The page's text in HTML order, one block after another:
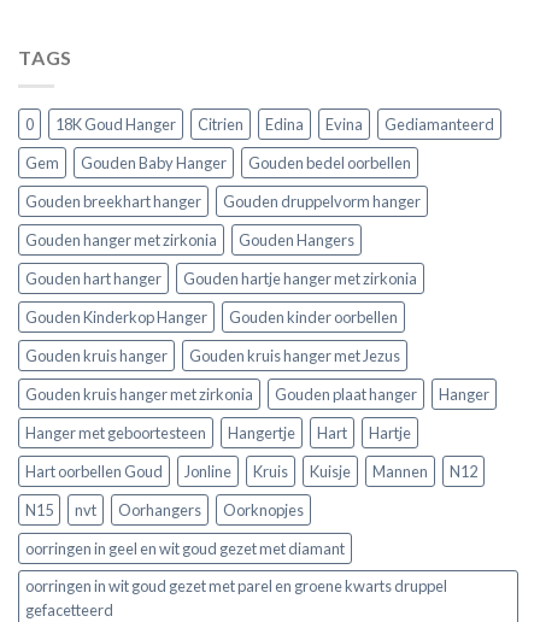
in
Sieraden
TAGS
0 18K Goud Hanger Citrien Edina Evina
Gediamanteerd
Gem
Gouden Baby Hanger
Gouden bedel oorbellen
Gouden breekhart hanger
Gouden druppelvorm hanger
Gouden hanger met zirkonia
Gouden Hangers
Gouden hart hanger
Gouden hartje hanger met zirkonia
Gouden Kinderkop Hanger
Gouden kinder oorbellen
Gouden kruis hanger
Gouden kruis hanger met Jezus
Gouden kruis hanger met zirkonia
Gouden plaat hanger
Hanger
Hanger met geboortesteen
Hangertje Hart
Hartje
Hart oorbellen Goud
Jonline Kruis Kuisje Mannen
N12
N15
nvt Oorhangers
Oorknopjes
oorringen in geel en wit goud gezet met diamant
oorringen in wit goud gezet met parel en groene kwarts druppel
gefacetteerd